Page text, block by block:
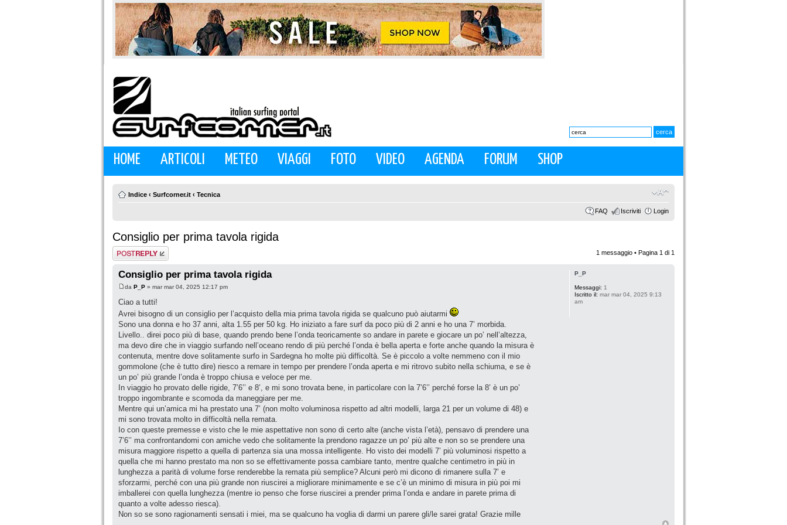
HOME ARTICOLI METEO VIAGGI FOTO VIDEO AGENDA FORUM SHOP
Indice ‹ Surfcorner.it ‹ Tecnica
FAQ Iscriviti Login
Consiglio per prima tavola rigida
Rispondi al
messaggio
1 messaggio • Pagina 1 di 1
Consiglio per prima tavola rigida
da P_P » mar mar 04, 2025 12:17 pm
Ciao a tutti!
Avrei bisogno di un consiglio per l’acquisto della mia prima tavola rigida se qualcuno può aiutarmi
Sono una donna e ho 37 anni, alta 1.55 per 50 kg. Ho iniziato a fare surf da poco più di 2 anni e ho una 7’ morbida.
Livello.. direi poco più di base, quando prendo bene l’onda teoricamente so andare in parete e giocare un po’ nell’altezza,
ma devo dire che in viaggio surfando nell’oceano rendo di più perché l’onda è bella aperta e forte anche quando la misura è
contenuta, mentre dove solitamente surfo in Sardegna ho molte più difficoltà. Se è piccolo a volte nemmeno con il mio
gommolone (che è tutto dire) riesco a remare in tempo per prendere l’onda aperta e mi ritrovo subito nella schiuma, e se è
un po’ più grande l’onda è troppo chiusa e veloce per me.
In viaggio ho provato delle rigide, 7’6’’ e 8’, e mi sono trovata bene, in particolare con la 7’6’’ perché forse la 8’ è un po’
troppo ingombrante e scomoda da maneggiare per me.
Mentre qui un’amica mi ha prestato una 7’ (non molto voluminosa rispetto ad altri modelli, larga 21 per un volume di 48) e
mi sono trovata molto in difficoltà nella remata.
Io con queste premesse e visto che le mie aspettative non sono di certo alte (anche vista l’età), pensavo di prendere una
7’6’’ ma confrontandomi con amiche vedo che solitamente la prendono ragazze un po’ più alte e non so se prendere una
misura maggiore rispetto a quella di partenza sia una mossa intelligente. Ho visto dei modelli 7’ più voluminosi rispetto a
quella che mi hanno prestato ma non so se effettivamente possa cambiare tanto, mentre qualche centimetro in più in
lunghezza a parità di volume forse renderebbe la remata più semplice? Alcuni però mi dicono di rimanere sulla 7’ e
sforzarmi, perché con una più grande non riuscirei a migliorare minimamente e se c’è un minimo di misura in più poi mi
imballerei con quella lunghezza (mentre io penso che forse riuscirei a prender prima l’onda e andare in parete prima di
quanto a volte adesso riesca).
Non so se sono ragionamenti sensati i miei, ma se qualcuno ha voglia di darmi un parere gli/le sarei grata! Grazie mille
P_P
Messaggi: 1
Iscritto il: mar mar 04, 2025 9:13
am